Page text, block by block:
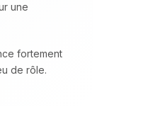
une
fortement
de rôle.